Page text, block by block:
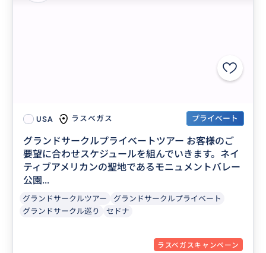
USA ラスベガス プライベート
グランドサークルプライベートツアー お客様のご
要望に合わせスケジュールを組んでいきます。ネイ
ティブアメリカンの聖地であるモニュメントバレー
公園...
グランドサークルツアー
グランドサークルプライベート
グランドサークル巡り
セドナ
ラスベガスキャンペーン